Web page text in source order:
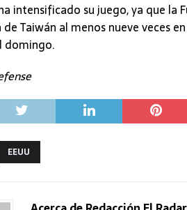
intensificado su juego, ya que la
Taiwán al menos nueve veces
domingo.
EEUU